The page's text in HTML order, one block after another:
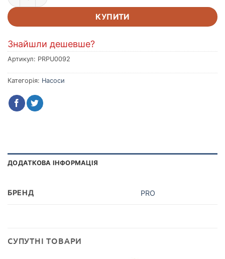
КУПИТИ
Знайшли дешевше?
Артикул: PRPU0092
Категорія: Насоси
ДОДАТКОВА ІНФОРМАЦІЯ
БРЕНД PRO
СУПУТНІ ТОВАРИ